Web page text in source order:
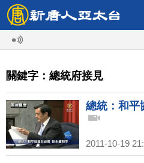
關鍵字：總統府接見
總統：和平
2011-10-19